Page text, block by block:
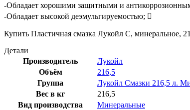
-Обладает хорошими защитными и
-Обладает высокой деэмульгируемостью; 
Купить Пластичная смазка Лукойл С, минеральное,
Детали
Производитель
Лукойл
Объём
216,5
Группа
Лукойл Смазки 216,5 л.
Вес в кг
216,5
Вид производства
Минеральные